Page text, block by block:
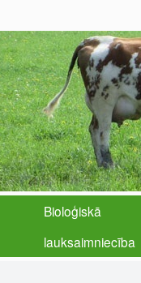
Bioloģiskā
lauksaimniecība